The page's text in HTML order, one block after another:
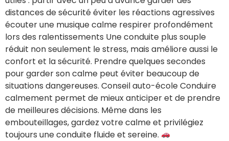
distances de sécurité éviter les réactions agressives
écouter une musique calme respirer profondément
lors des ralentissements Une conduite plus souple
réduit non seulement le stress, mais améliore aussi le
confort et la sécurité. Prendre quelques secondes
pour garder son calme peut éviter beaucoup de
situations dangereuses. Conseil auto-école Conduire
calmement permet de mieux anticiper et de prendre
de meilleures décisions. Même dans les
embouteillages, gardez votre calme et privilégiez
toujours une conduite fluide et sereine.